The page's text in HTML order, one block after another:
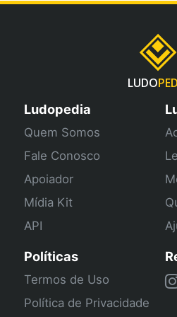
LUDO
Ludopedia
Quem Somos
Fale Conosco
Apoiador
Mídia Kit
API
Políticas
Termos de Uso
Política de Privacidade